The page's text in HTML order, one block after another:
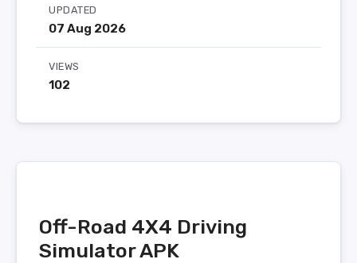
UPDATED
07 Aug 2026
VIEWS
102
Off-Road 4X4 Driving
Simulator APK